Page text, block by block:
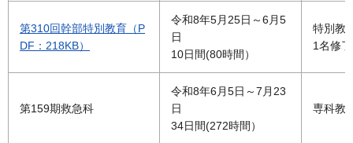
第310回幹部特別教育（P
DF：218KB）
令和8年5月25日～6月5
日
10日間(80時間）
特別教
1名修了
第159期救急科
令和8年6月5日～7月23
日
34日間(272時間）
専科教